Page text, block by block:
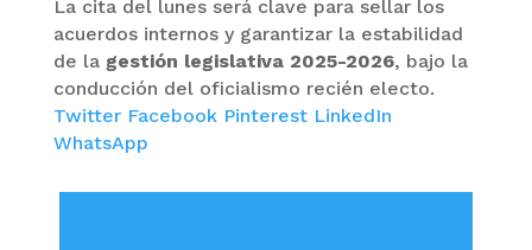
La cita del lunes será clave para sellar los
acuerdos internos y garantizar la estabilidad
de la gestión legislativa 2025-2026, bajo la
conducción del oficialismo recién electo.
Twitter Facebook Pinterest LinkedIn
WhatsApp